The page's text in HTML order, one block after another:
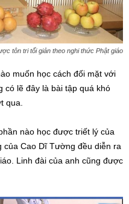
tôn tri tối giản theo nghi thức Phật giáo
muốn học cách đối mặt với
có lẽ đây là bài tập quá khó
qua.
nào học được triết lý của
của Cao Dĩ Tường đều diễn ra
Linh đài của anh cũng được